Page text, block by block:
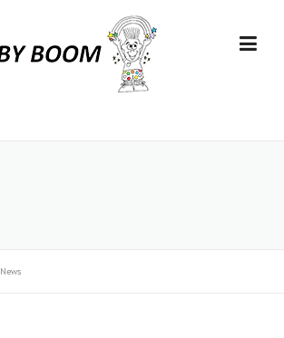
News